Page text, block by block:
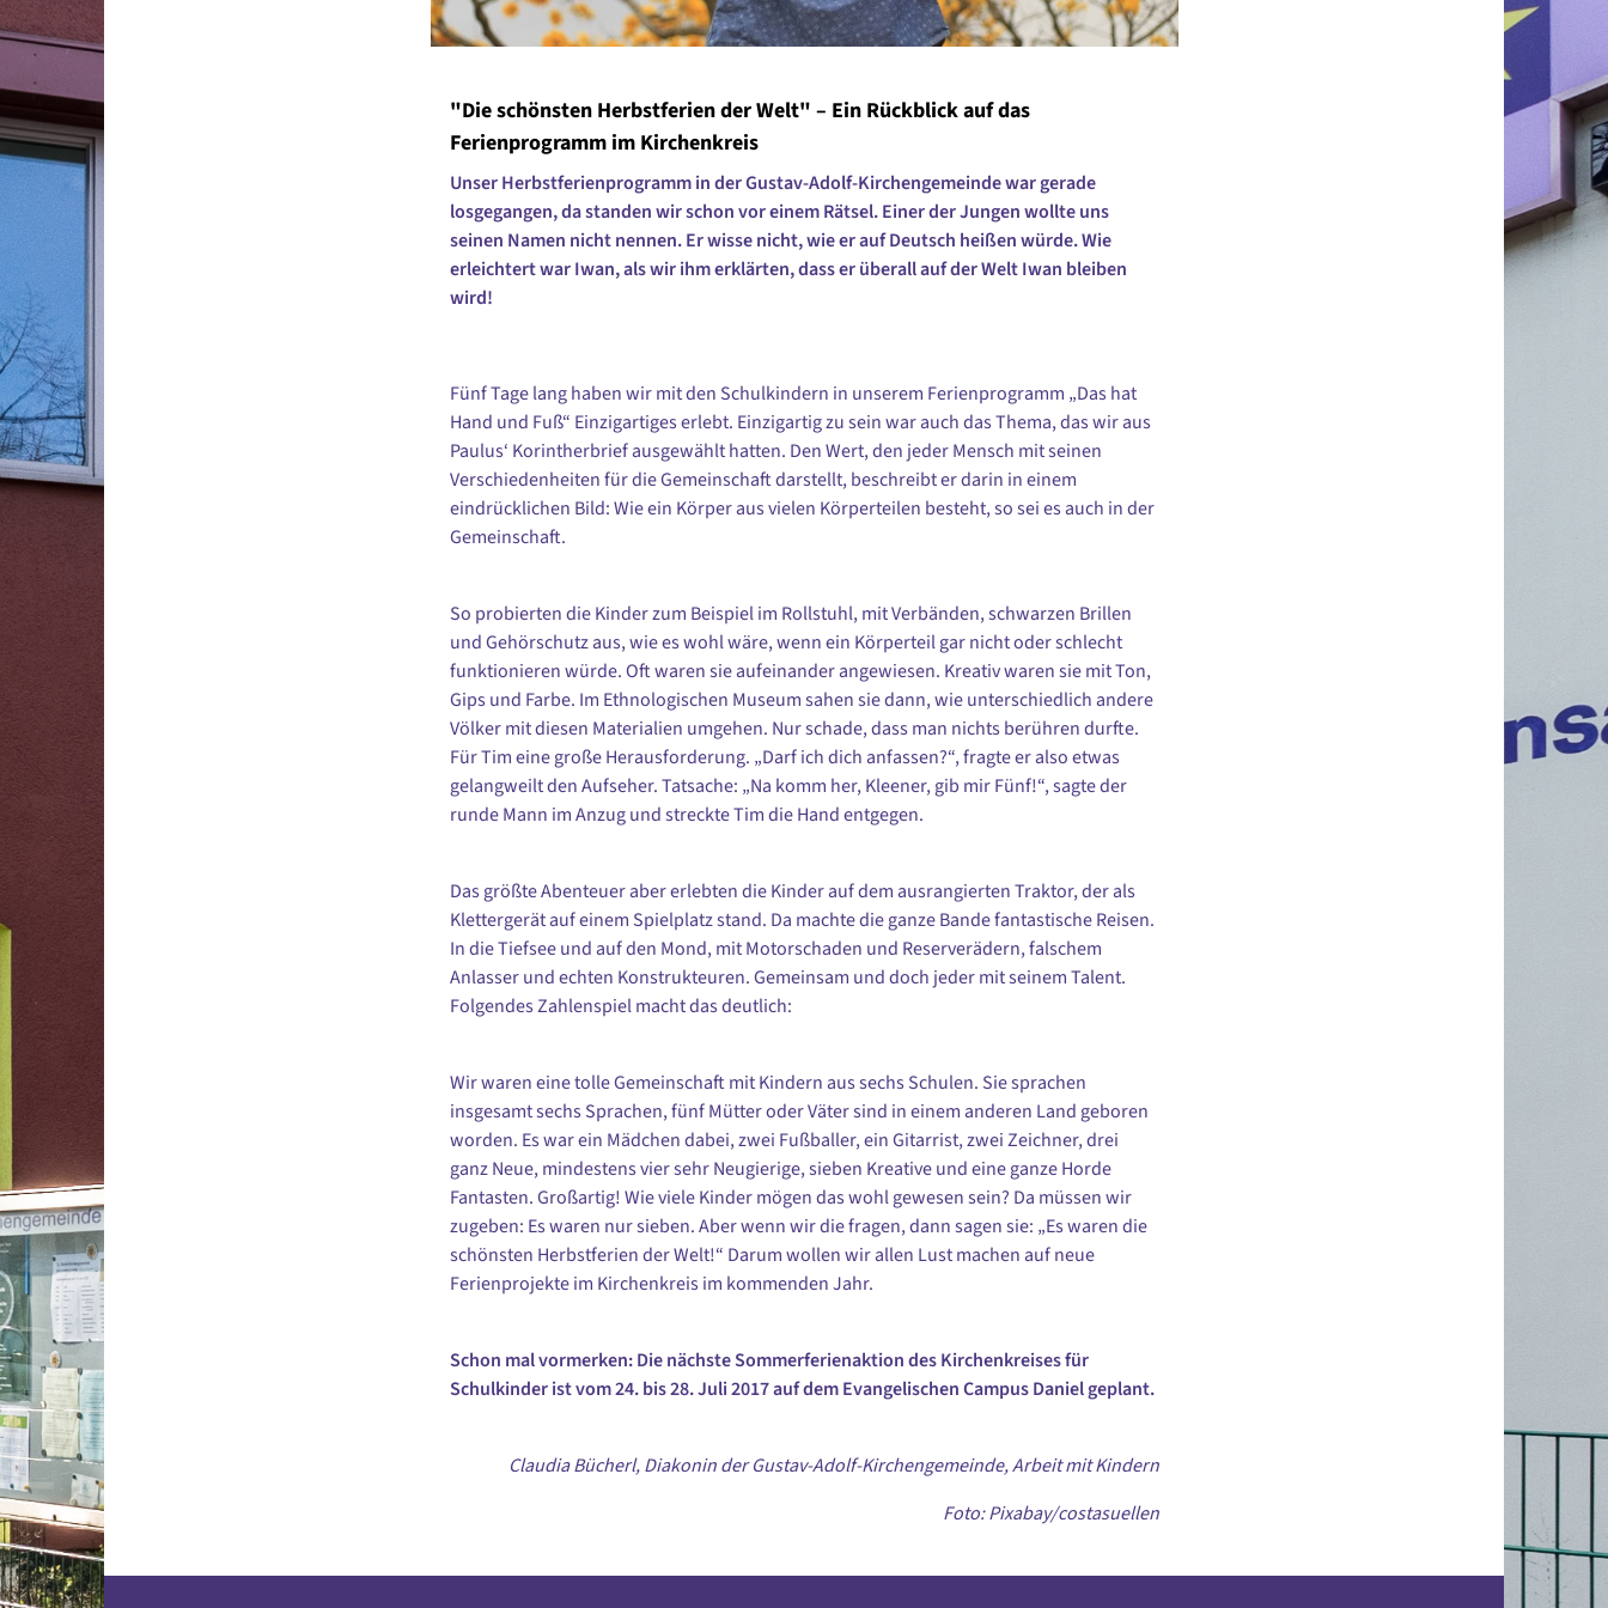
"Die schönsten Herbstferien der Welt" – Ein Rückblick auf das
Ferienprogramm im Kirchenkreis
Unser Herbstferienprogramm in der Gustav-Adolf-Kirchengemeinde war gerade
losgegangen, da standen wir schon vor einem Rätsel. Einer der Jungen wollte uns
seinen Namen nicht nennen. Er wisse nicht, wie er auf Deutsch heißen würde. Wie
erleichtert war Iwan, als wir ihm erklärten, dass er überall auf der Welt Iwan bleiben
wird!
Fünf Tage lang haben wir mit den Schulkindern in unserem Ferienprogramm „Das hat
Hand und Fuß“ Einzigartiges erlebt. Einzigartig zu sein war auch das Thema, das wir aus
Paulus‘ Korintherbrief ausgewählt hatten. Den Wert, den jeder Mensch mit seinen
Verschiedenheiten für die Gemeinschaft darstellt, beschreibt er darin in einem
eindrücklichen Bild: Wie ein Körper aus vielen Körperteilen besteht, so sei es auch in der
Gemeinschaft.
So probierten die Kinder zum Beispiel im Rollstuhl, mit Verbänden, schwarzen Brillen
und Gehörschutz aus, wie es wohl wäre, wenn ein Körperteil gar nicht oder schlecht
funktionieren würde. Oft waren sie aufeinander angewiesen. Kreativ waren sie mit Ton,
Gips und Farbe. Im Ethnologischen Museum sahen sie dann, wie unterschiedlich andere
Völker mit diesen Materialien umgehen. Nur schade, dass man nichts berühren durfte.
Für Tim eine große Herausforderung. „Darf ich dich anfassen?“, fragte er also etwas
gelangweilt den Aufseher. Tatsache: „Na komm her, Kleener, gib mir Fünf!“, sagte der
runde Mann im Anzug und streckte Tim die Hand entgegen.
Das größte Abenteuer aber erlebten die Kinder auf dem ausrangierten Traktor, der als
Klettergerät auf einem Spielplatz stand. Da machte die ganze Bande fantastische Reisen.
In die Tiefsee und auf den Mond, mit Motorschaden und Reserverädern, falschem
Anlasser und echten Konstrukteuren. Gemeinsam und doch jeder mit seinem Talent.
Folgendes Zahlenspiel macht das deutlich:
Wir waren eine tolle Gemeinschaft mit Kindern aus sechs Schulen. Sie sprachen
insgesamt sechs Sprachen, fünf Mütter oder Väter sind in einem anderen Land geboren
worden. Es war ein Mädchen dabei, zwei Fußballer, ein Gitarrist, zwei Zeichner, drei
ganz Neue, mindestens vier sehr Neugierige, sieben Kreative und eine ganze Horde
Fantasten. Großartig! Wie viele Kinder mögen das wohl gewesen sein? Da müssen wir
zugeben: Es waren nur sieben. Aber wenn wir die fragen, dann sagen sie: „Es waren die
schönsten Herbstferien der Welt!“ Darum wollen wir allen Lust machen auf neue
Ferienprojekte im Kirchenkreis im kommenden Jahr.
Schon mal vormerken: Die nächste Sommerferienaktion des Kirchenkreises für
Schulkinder ist vom 24. bis 28. Juli 2017 auf dem Evangelischen Campus Daniel geplant.
Claudia Bücherl, Diakonin der Gustav-Adolf-Kirchengemeinde,Arbeit mit Kindern
Foto: Pixabay/costasuellen